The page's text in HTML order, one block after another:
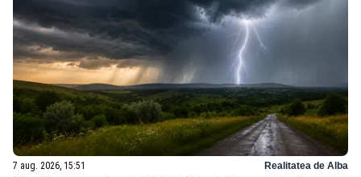
7 aug. 2026, 15:51 Realitatea de Alba